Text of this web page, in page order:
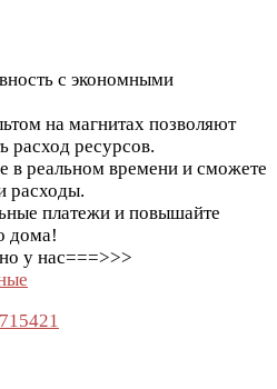
с экономными
на магнитах позволяют
расход ресурсов.
в реальном времени и сможете
расходы.
платежи и повышайте
дома!
у нас===>>>